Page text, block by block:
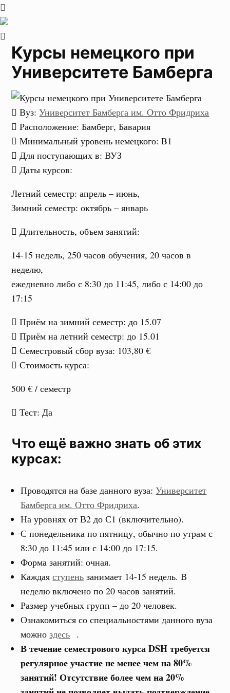
Курсы немецкого при
Университете Бамберга
Вуз:Университет Бамберга им. Отто Фридриха
Расположение: Бамберг, Бавария
Минимальный уровень немецкого:B1
Для поступающих в:ВУЗ
Даты курсов:
Летний семестр:апрель – июнь,
Зимний семестр:октябрь – январь
Длительность, объем занятий:
14-15 недель, 250 часов обучения, 20 часов в
неделю,
ежедневно либо с 8:30 до 11:45, либо с 14:00 до
17:15
Приём на зимний семестр: до 15.07
Приём на летний семестр: до 15.01
Семестровый сбор вуза: 103,80 €
Стоимость курса:
500 € / семестр
Тест: Да
Что ещё важно знать об этих
курсах:
Проводятся на базе данного вуза:Университет
Бамберга им. Отто Фридриха.
На уровнях от В2 до С1 (включительно).
С понедельника по пятницу, обычно по утрам с
8:30 до 11:45 или с 14:00 до 17:15.
Форма занятий: очная.
Каждаяступень занимает 14-15 недель. В
неделю включено по 20 часов занятий.
Размер учебных групп – до 20 человек.
Ознакомиться со специальностями данного вуза
можноздесь .
В течение семестрового курса DSH требуется
регулярное участие не менее чем на 80%
занятий! Отсутствие более чем на 20%